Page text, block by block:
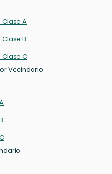
Clase A
B
Clase C
Vecindario